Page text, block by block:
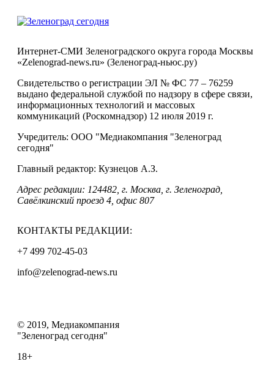
Интернет-СМИ Зеленоградского округа города Москвы
«Zelenograd-news.ru» (Зеленоград-ньюс.ру)
Свидетельство о регистрации ЭЛ № ФС 77 – 76259
выдано федеральной службой по надзору в сфере связи,
информационных технологий и массовых
коммуникаций (Роскомнадзор) 12 июля 2019 г.
Учредитель: ООО "Медиакомпания "Зеленоград
сегодня"
Главный редактор: Кузнецов А.З.
Адрес редакции: 124482, г. Москва, г. Зеленоград,
Савёлкинский проезд 4, офис 807
КОНТАКТЫ РЕДАКЦИИ:
+7 499 702-45-03
info@zelenograd-news.ru
© 2019, Медиакомпания
"Зеленоград сегодня"
18+